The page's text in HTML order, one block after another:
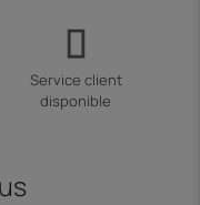
Service client
disponible